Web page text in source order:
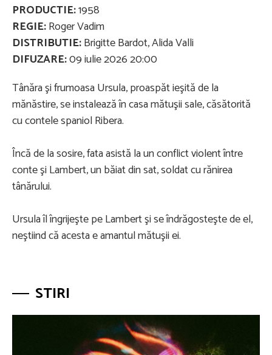
PRODUCTIE:1958
REGIE:Roger Vadim
DISTRIBUTIE:Brigitte Bardot, Alida Valli
DIFUZARE:09 iulie 2026 20:00
Tânăra şi frumoasa Ursula, proaspăt ieşită de la
mănăstire, se instalează în casa mătuşii sale, căsătorită
cu contele spaniol Ribera.
Încă de la sosire, fata asistă la un conflict violent între
conte şi Lambert, un băiat din sat, soldat cu rănirea
tânărului.
Ursula îl îngrijeşte pe Lambert şi se îndrăgosteşte de el,
neştiind că acesta e amantul mătuşii ei.
STIRI